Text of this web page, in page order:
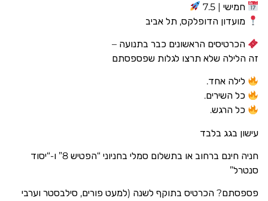
חמישי | 7.5
מועדון הדופלקס, תל אביב
הכרטיסים הראשונים כבר בתנועה –
זה הלילה שלא תרצו לגלות שפספסתם
לילה אחד.
כל השירים.
כל הרגש.
עישון בגג בלבד
חניה חינם ברחוב או בתשלום סמלי בחניוני “הפטיש 8” ו-“יסוד
סנטרל”
פספסתם? הכרטיס בתוקף לשנה (למעט פורים, סילבסטר וערבי